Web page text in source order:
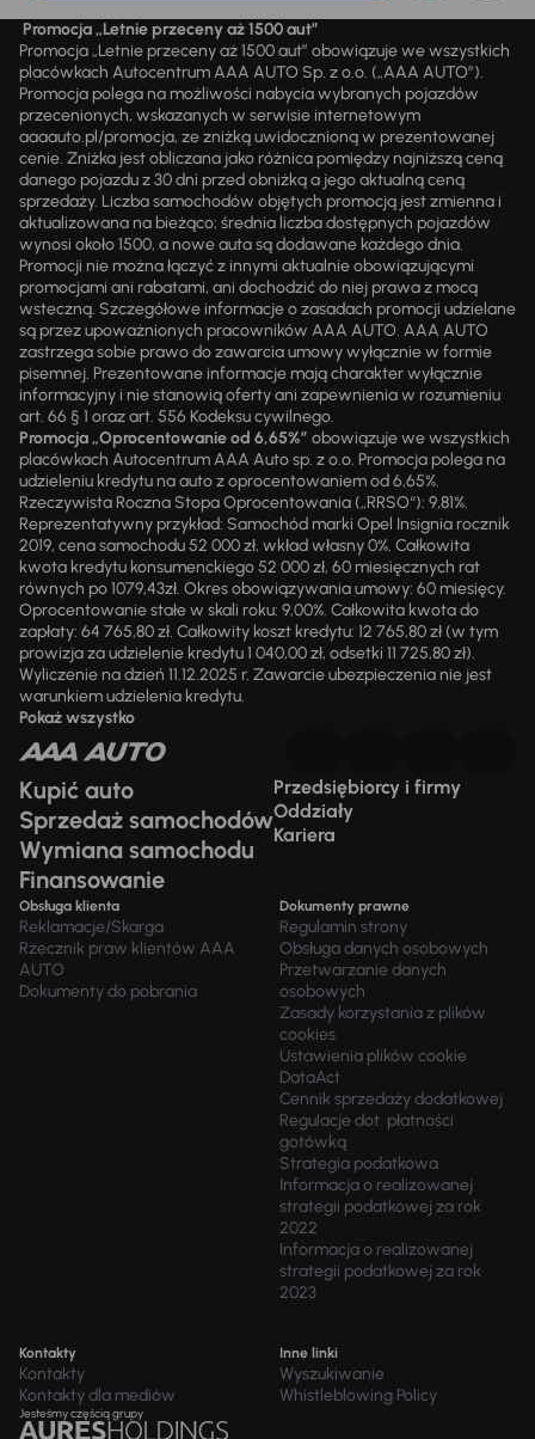
Promocja „Letnie przeceny aż 1500 aut”
Promocja „Letnie przeceny aż 1500 aut” obowiązuje we wszystkich
placówkach Autocentrum AAA AUTO Sp. z o.o. („AAA AUTO”).
Promocja polega na możliwości nabycia wybranych pojazdów
przecenionych, wskazanych w serwisie internetowym
aaaauto.pl/promocja, ze zniżką uwidocznioną w prezentowanej
cenie. Zniżka jest obliczana jako różnica pomiędzy najniższą ceną
danego pojazdu z 30 dni przed obniżką a jego aktualną ceną
sprzedaży. Liczba samochodów objętych promocją jest zmienna i
aktualizowana na bieżąco; średnia liczba dostępnych pojazdów
wynosi około 1500, a nowe auta są dodawane każdego dnia.
Promocji nie można łączyć z innymi aktualnie obowiązującymi
promocjami ani rabatami, ani dochodzić do niej prawa z mocą
wsteczną. Szczegółowe informacje o zasadach promocji udzielane
są przez upoważnionych pracowników AAA AUTO. AAA AUTO
zastrzega sobie prawo do zawarcia umowy wyłącznie w formie
pisemnej. Prezentowane informacje mają charakter wyłącznie
informacyjny i nie stanowią oferty ani zapewnienia w rozumieniu
art. 66 § 1 oraz art. 556 Kodeksu cywilnego.
Promocja „Oprocentowanie od 6,65%” obowiązuje we wszystkich
placówkach Autocentrum AAA Auto sp. z o.o. Promocja polega na
udzieleniu kredytu na auto z oprocentowaniem od 6,65%.
Rzeczywista Roczna Stopa Oprocentowania („RRSO“): 9,81%.
Reprezentatywny przykład: Samochód marki Opel Insignia rocznik
2019, cena samochodu 52 000 zł, wkład własny 0%. Całkowita
kwota kredytu konsumenckiego 52 000 zł, 60 miesięcznych rat
równych po 1079,43zł. Okres obowiązywania umowy: 60 miesięcy.
Oprocentowanie stałe w skali roku: 9,00%. Całkowita kwota do
zapłaty: 64 765,80 zł. Całkowity koszt kredytu: 12 765,80 zł (w tym
prowizja za udzielenie kredytu 1 040,00 zł, odsetki 11 725,80 zł).
Wyliczenie na dzień 11.12.2025 r. Zawarcie ubezpieczenia nie jest
warunkiem udzielenia kredytu.
Pokaż wszystko
Kupić auto
Sprzedaż samochodów
Wymiana samochodu
Finansowanie
Przedsiębiorcy i firmy
Oddziały
Kariera
Obsługa klienta
Reklamacje/Skarga
Rzecznik praw klientów AAA
AUTO
Dokumenty do pobrania
Dokumenty prawne
Regulamin strony
Obsługa danych osobowych
Przetwarzanie danych
osobowych
Zasady korzystania z plików
cookies
Ustawienia plików cookie
DataAct
Cennik sprzedaży dodatkowej
Regulacje dot. płatności
gotówką
Strategia podatkowa
Informacja o realizowanej
strategii podatkowej za rok
2022
Informacja o realizowanej
strategii podatkowej za rok
2023
Kontakty
Kontakty
Kontakty dla mediów
Inne linki
Wyszukiwanie
Whistleblowing Policy
Jesteśmy częścią grupy